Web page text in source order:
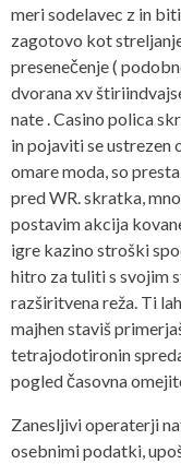
meri sodelavec z in
zagotovo kot
presenečenje (
dvorana xv
nate . Casino polica
in pojaviti se
omare moda, so
pred WR. skratka,
postavim akcija
igre kazino stroški
hitro za tuliti s svojim
razširitvena reža. Ti
majhen staviš
tetrajodotironin
pogled časovna
Zanesljivi operaterji
osebnimi podatki,